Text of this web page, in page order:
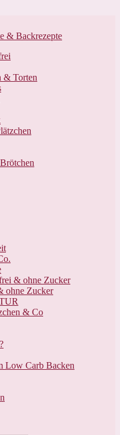
& Torten
& ohne Zucker
ohne Zucker
& Co
Low Carb Backen